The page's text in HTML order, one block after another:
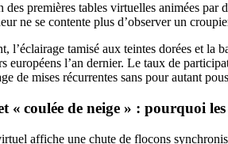
des premières tables virtuelles animées
ne se contente plus d’observer un
l’éclairage tamisé aux teintes dorées et la
européens l’an dernier. Le taux de
de mises récurrentes sans pour autant
« coulée de neige » : pourquoi
affiche une chute de flocons